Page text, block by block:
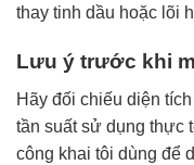
thay tinh dầu hoặc lõi
Lưu ý trước khi
Hãy đối chiếu diện
tần suất sử dụng thực
công khai tôi dùng để